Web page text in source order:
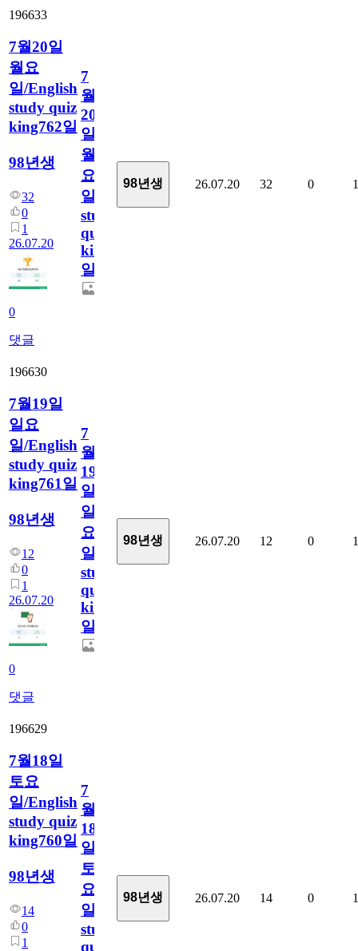
196633
7월20일
월요
일/English
study quiz
king762일
98년생
32
0
1
26.07.20
0
댓글
7
월
20
일
월
요
일/English
study
quiz
king762
일
98년생 26.07.20 32 0 1
196630
7월19일
일요
일/English
study quiz
king761일
98년생
12
0
1
26.07.20
0
댓글
7
월
19
일
일
요
일/English
study
quiz
king761
일
98년생 26.07.20 12 0 1
196629
7월18일
토요
일/English
study quiz
king760일
98년생
14
0
1
7
월
18
일
토
요
일/English
study
quiz
98년생 26.07.20 14 0 1